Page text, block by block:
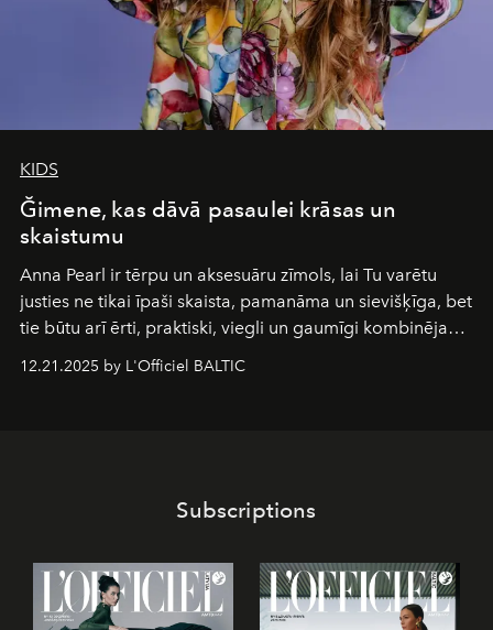
KIDS
Ğimene, kas dāvā pasaulei krāsas un
skaistumu
Anna Pearl ir tērpu un aksesuāru zīmols, lai Tu varētu
justies ne tikai īpaši skaista, pamanāma un sievišķīga, bet
tie būtu arī ērti, praktiski, viegli un gaumīgi kombinējami
gan savā starpā, gan varētu pavadīt Tevi jebkuros dzīves
piedzīvojumos.
12.21.2025 by L'Officiel BALTIC
Subscriptions